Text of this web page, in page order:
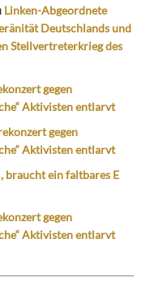
Linken-Abgeordnete
Deutschlands und
Stellvertreterkrieg des
gegen
Aktivisten entlarvt
gegen
Aktivisten entlarvt
braucht ein faltbares E
gegen
Aktivisten entlarvt